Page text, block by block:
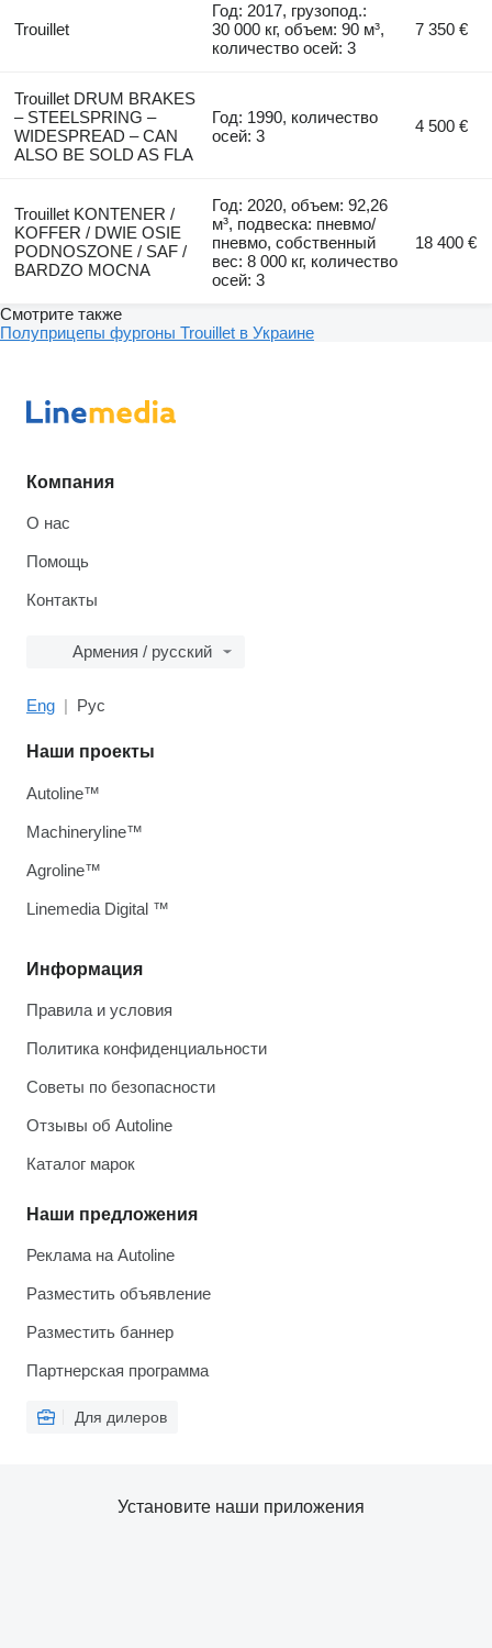
Trouillet
Год: 2017, грузопод.:
30 000 кг, объем: 90 м³,
количество осей: 3
7 350 €
Trouillet DRUM BRAKES
– STEELSPRING –
WIDESPREAD – CAN
ALSO BE SOLD AS FLA
Год: 1990, количество
осей: 3
4 500 €
Trouillet KONTENER /
KOFFER / DWIE OSIE
PODNOSZONE / SAF /
BARDZO MOCNA
Год: 2020, объем: 92,26
м³, подвеска: пневмо/
пневмо, собственный
вес: 8 000 кг, количество
осей: 3
18 400 €
Смотрите также
Полуприцепы фургоны Trouillet в Украине
Компания
О нас
Помощь
Контакты
Армения / русский
Eng Рус
Информация
Правила и условия
Политика конфиденциальности
Советы по безопасности
Отзывы об Autoline
Каталог марок
Наши предложения
Реклама на Autoline
Разместить объявление
Разместить баннер
Партнерская программа
Для дилеров
Наши проекты
Autoline™
Machineryline™
Agroline™
Linemedia Digital ™
Установите наши приложения